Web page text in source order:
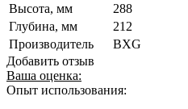
Высота, мм
288
Глубина, мм
212
Производитель
BXG
Добавить отзыв
Ваша оценка:
Опыт использования: